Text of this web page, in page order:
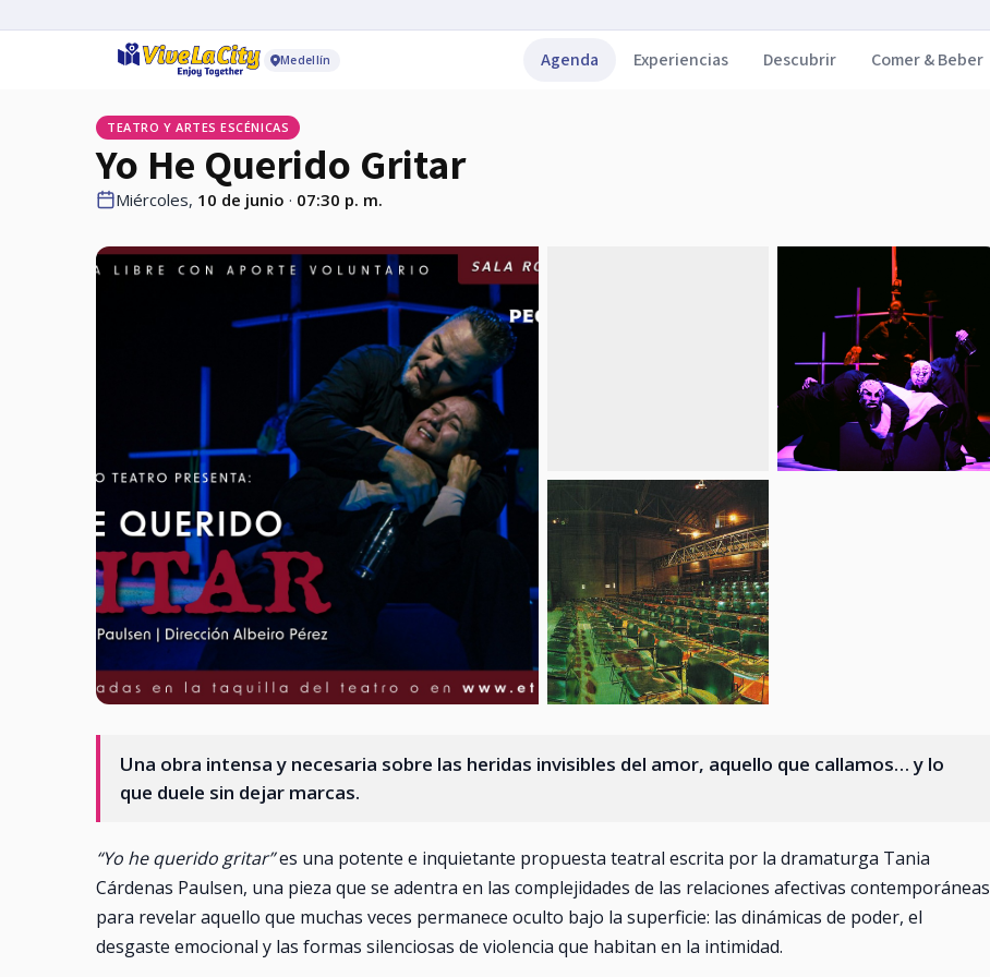
Medellín Agenda Experiencias Descubrir Comer & Beber
TEATRO Y ARTES ESCÉNICAS
Yo He Querido Gritar
Miércoles, 10 de junio · 07:30 p. m.
Una obra intensa y necesaria sobre las heridas invisibles del amor, aquello que callamos… y lo
que duele sin dejar marcas.
“Yo he querido gritar”es una potente e inquietante propuesta teatral escrita por la dramaturga Tania
Cárdenas Paulsen, una pieza que se adentra en las complejidades de las relaciones afectivas contemporáneas
para revelar aquello que muchas veces permanece oculto bajo la superficie: las dinámicas de poder, el
desgaste emocional y las formas silenciosas de violencia que habitan en la intimidad.